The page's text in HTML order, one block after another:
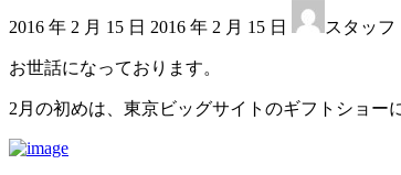
2016 年 2 月 15 日 終
新
日
2016 年 2 月 15 日 スタッフ
お世話になっております。
2月の初めは、東京ビッグサイトのギフトショー